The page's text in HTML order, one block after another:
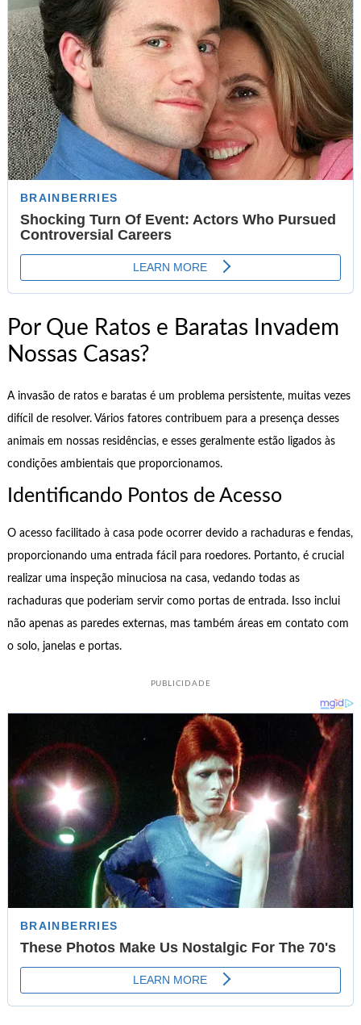
Por Que Ratos e Baratas Invadem
Nossas Casas?
A invasão de ratos e baratas é um problema persistente, muitas vezes
difícil de resolver. Vários fatores contribuem para a presença desses
animais em nossas residências, e esses geralmente estão ligados às
condições ambientais que proporcionamos.
Identificando Pontos de Acesso
O acesso facilitado à casa pode ocorrer devido a rachaduras e fendas,
proporcionando uma entrada fácil para roedores. Portanto, é crucial
realizar uma inspeção minuciosa na casa, vedando todas as
rachaduras que poderiam servir como portas de entrada. Isso inclui
não apenas as paredes externas, mas também áreas em contato com
o solo, janelas e portas.
PUBLICIDADE